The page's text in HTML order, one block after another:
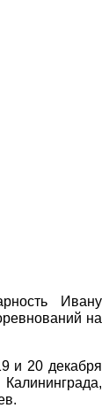
Ивану
на
и 20 декабря